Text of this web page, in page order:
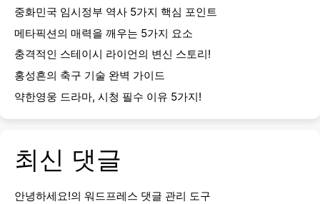
중화민국 임시정부 역사 5가지 핵심 포인트
메타픽션의 매력을 깨우는 5가지 요소
충격적인 스테이시 라이언의 변신 스토리!
홍성흔의 축구 기술 완벽 가이드
약한영웅 드라마, 시청 필수 이유 5가지!
최신 댓글
안녕하세요!의 워드프레스 댓글 관리 도구